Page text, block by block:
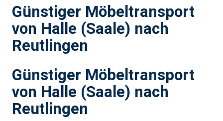
Günstiger Möbeltransport
von Halle (Saale) nach
Reutlingen
Günstiger Möbeltransport
von Halle (Saale) nach
Reutlingen